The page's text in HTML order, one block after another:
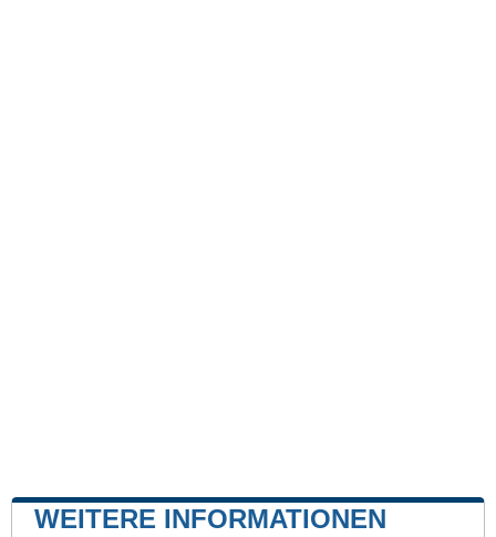
WEITERE INFORMATIONEN